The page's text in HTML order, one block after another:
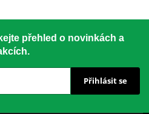
přehled o novinkách a
Přihlásit se